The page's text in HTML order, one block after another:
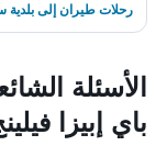
رحلات طيران إلى بلدية
الأسئلة
باي إبيزا